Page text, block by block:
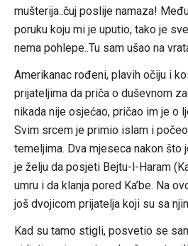
mušterija..čuj poslije namaza!
poruku koju mi je uputio, tako je
nema pohlepe..Tu sam ušao na
Amerikanac rođeni, plavih očiju i
prijateljima da priča o duševnom
nikada nije osjećao, pričao im je o
Svim srcem je primio islam i
temeljima. Dva mjeseca nakon
je želju da posjeti Bejtu-l-Haram
umru i da klanja pored Ka’be. Na
još dvojicom prijatelja koji su sa
Kad su tamo stigli, posvetio se